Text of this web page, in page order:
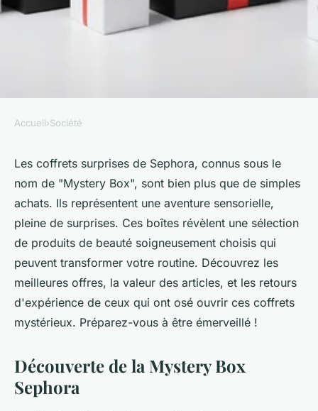
Les coffrets surprises à ne pas
rater : mystery box sephora
Iris•16 mars 2025•3 min de lecture
Accueil›Société
Les coffrets surprises de Sephora, connus sous le
nom de "Mystery Box", sont bien plus que de simples
achats. Ils représentent une aventure sensorielle,
pleine de surprises. Ces boîtes révèlent une sélection
de produits de beauté soigneusement choisis qui
peuvent transformer votre routine. Découvrez les
meilleures offres, la valeur des articles, et les retours
d'expérience de ceux qui ont osé ouvrir ces coffrets
mystérieux. Préparez-vous à être émerveillé !
Découverte de la Mystery Box
Sephora